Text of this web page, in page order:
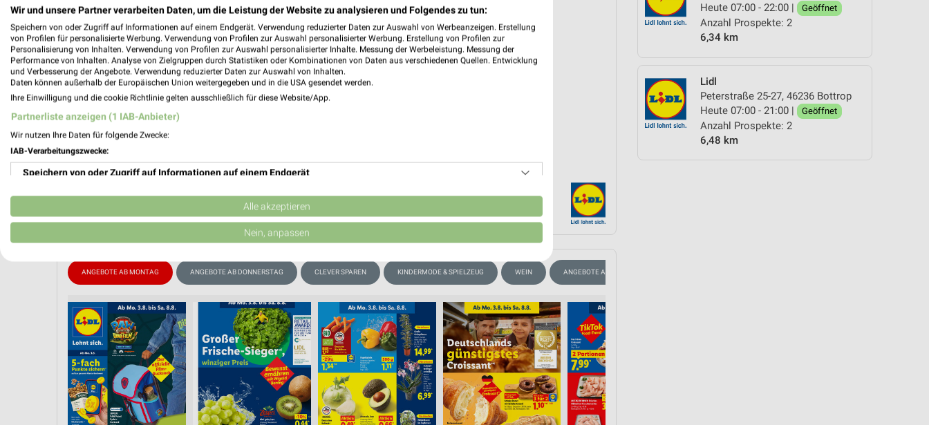
Heute 07:00 - 22:00 |
Geöffnet
Anzahl Prospekte: 2
6,34 km
Lidl
Peterstraße 25-27, 46236 Bottrop
Heute 07:00 - 21:00 |
Geöffnet
Anzahl Prospekte: 2
6,48 km
❯
Gültig von 03. Aug. bis 08. Aug.
📅 Kalendereintrag erstellen
PROSPEKT BLÄTTERN
ANGEBOTE AB MONTAG ANGEBOTE AB DONNERSTAG CLEVER SPAREN KINDERMODE & SPIELZEUG WEIN ANGEBOTE AB FREITAG
Wir und unsere Partner verarbeiten Daten, um die Leistung der Website zu analysieren und Folgendes zu tun:
Speichern von oder Zugriff auf Informationen auf einem Endgerät. Verwendung reduzierter Daten zur Auswahl von Werbeanzeigen. Erstellung
von Profilen für personalisierte Werbung. Verwendung von Profilen zur Auswahl personalisierter Werbung. Erstellung von Profilen zur
Personalisierung von Inhalten. Verwendung von Profilen zur Auswahl personalisierter Inhalte. Messung der Werbeleistung. Messung der
Performance von Inhalten. Analyse von Zielgruppen durch Statistiken oder Kombinationen von Daten aus verschiedenen Quellen. Entwicklung
und Verbesserung der Angebote. Verwendung reduzierter Daten zur Auswahl von Inhalten.
Daten können außerhalb der Europäischen Union weitergegeben und in die USA gesendet werden.
Ihre Einwilligung und die cookie Richtlinie gelten ausschließlich für diese Website/App.
Partnerliste anzeigen (1 IAB-Anbieter)
Wir nutzen Ihre Daten für folgende Zwecke:
IAB-Verarbeitungszwecke:
Speichern von oder Zugriff auf Informationen auf einem Endgerät
Verwendung reduzierter Daten zur Auswahl von Werbeanzeigen
Erstellung von Profilen für personalisierte Werbung
Erstellung von Profilen zur Personalisierung von Inhalten
Verwendung von Profilen zur Auswahl personalisierter Inhalte
Messung der Werbeleistung
Messung der Performance von Inhalten
Analyse von Zielgruppen durch Statistiken oder Kombinationen von Daten aus verschiedenen
Alle akzeptieren
Nein, anpassen